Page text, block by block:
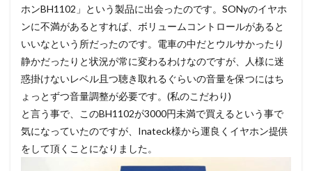
ホンBH1102」という製品に出会ったのです。SONyのイヤホ
ンに不満があるとすれば、ボリュームコントロールがあると
いいなという所だったのです。電車の中だとウルサかったり
静かだったりと状況が常に変わるわけなのですが、人様に迷
惑掛けないレベル且つ聴き取れるぐらいの音量を保つにはち
ょっとずつ音量調整が必要です。(私のこだわり)
と言う事で、このBH1102が3000円未満で買えるという事で
気になっていたのですが、Inateck様から運良くイヤホン提供
をして頂くことになりました。